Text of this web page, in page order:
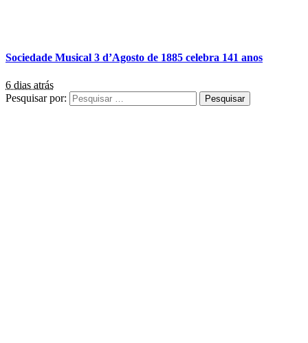
Sociedade Musical 3 d’Agosto de 1885 celebra 141 anos
6 dias atrás
Pesquisar por: